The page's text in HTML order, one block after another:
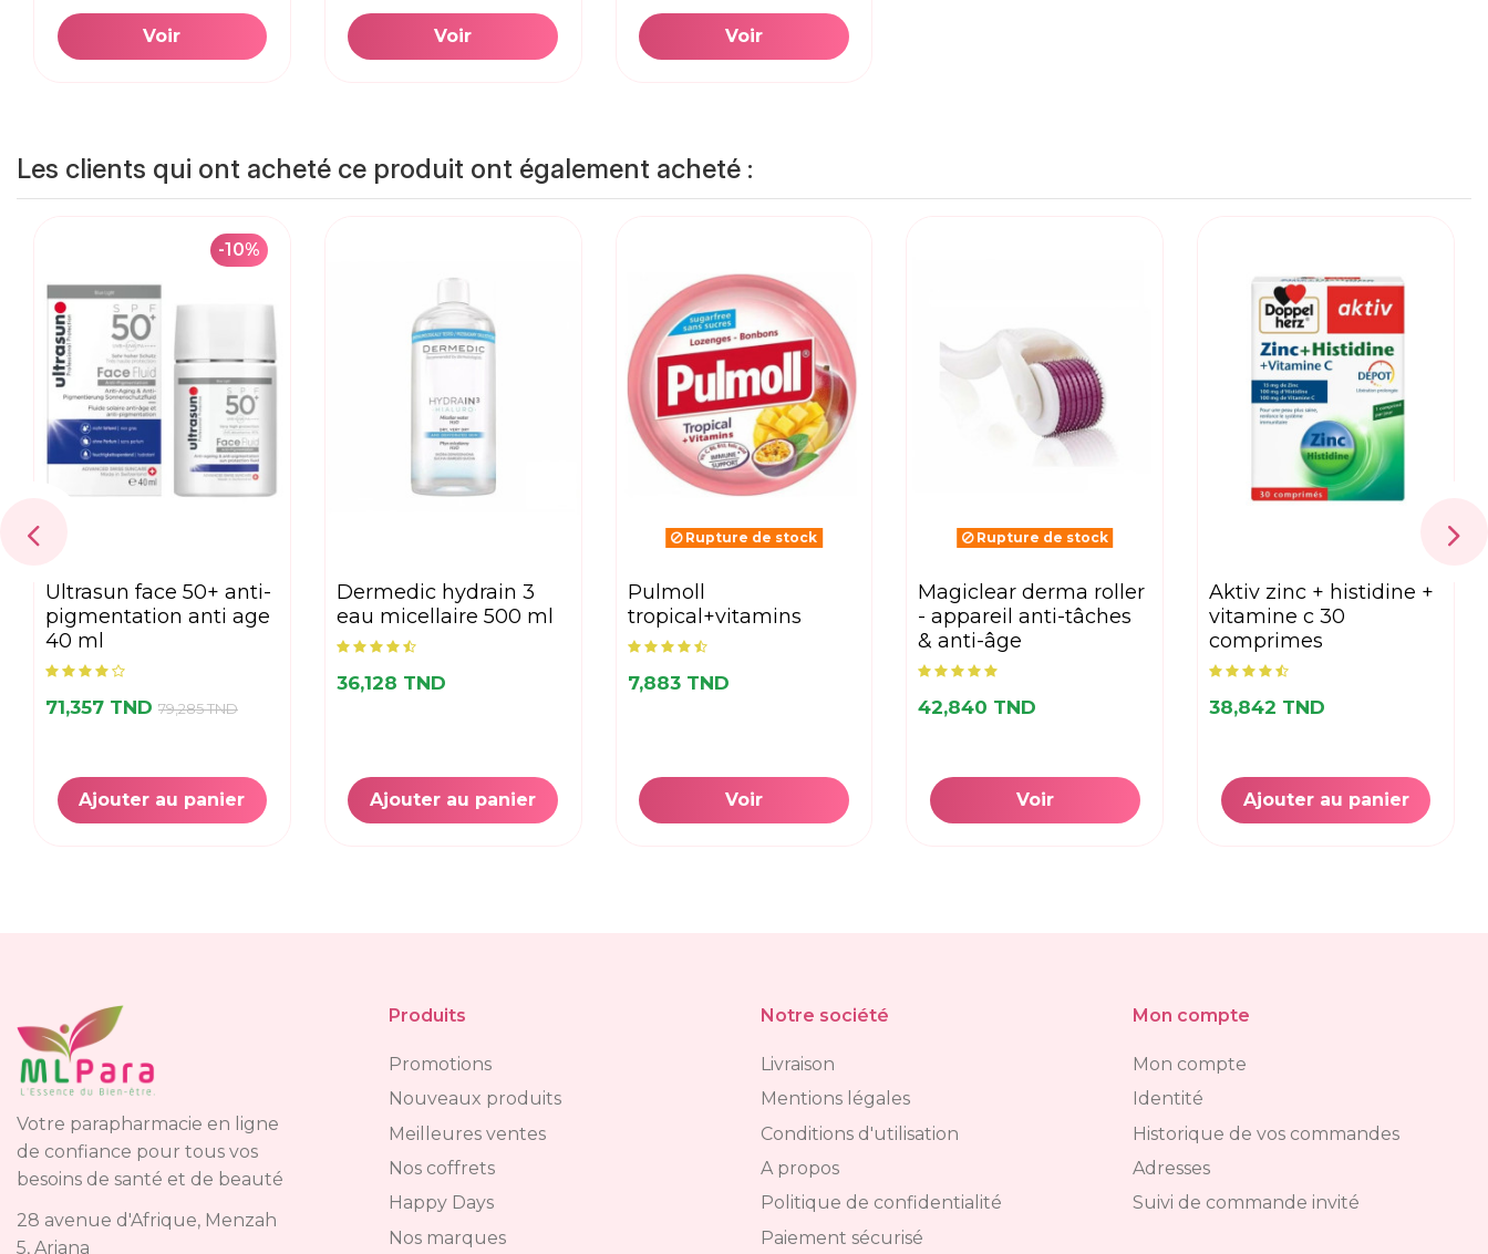
Voir Voir Voir
Les clients qui ont acheté ce produit ont également acheté :
-10%
ultrasun face 50+ anti-
pigmentation anti age
40 ml
71,357 TND 79,285 TND
Ajouter au panier
dermedic hydrain 3
eau micellaire 500 ml
36,128 TND
Ajouter au panier
Rupture de stock
pulmoll
tropical+vitamins
7,883 TND
Voir
Rupture de stock
magiclear derma roller
- appareil anti-tâches
& anti-âge
42,840 TND
Voir
aktiv zinc + histidine +
vitamine c 30
comprimes
38,842 TND
Ajouter au panier
Votre parapharmacie en ligne
de confiance pour tous vos
besoins de santé et de beauté
28 avenue d'Afrique, Menzah
5, Ariana
Produits
Promotions
Nouveaux produits
Meilleures ventes
Nos coffrets
Happy Days
Nos marques
Notre société
Livraison
Mentions légales
Conditions d'utilisation
A propos
Politique de confidentialité
Paiement sécurisé
Mon compte
Mon compte
Identité
Historique de vos commandes
Adresses
Suivi de commande invité